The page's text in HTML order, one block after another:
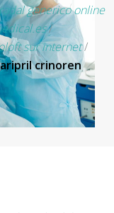
generico online
/
sur internet/
crinoren